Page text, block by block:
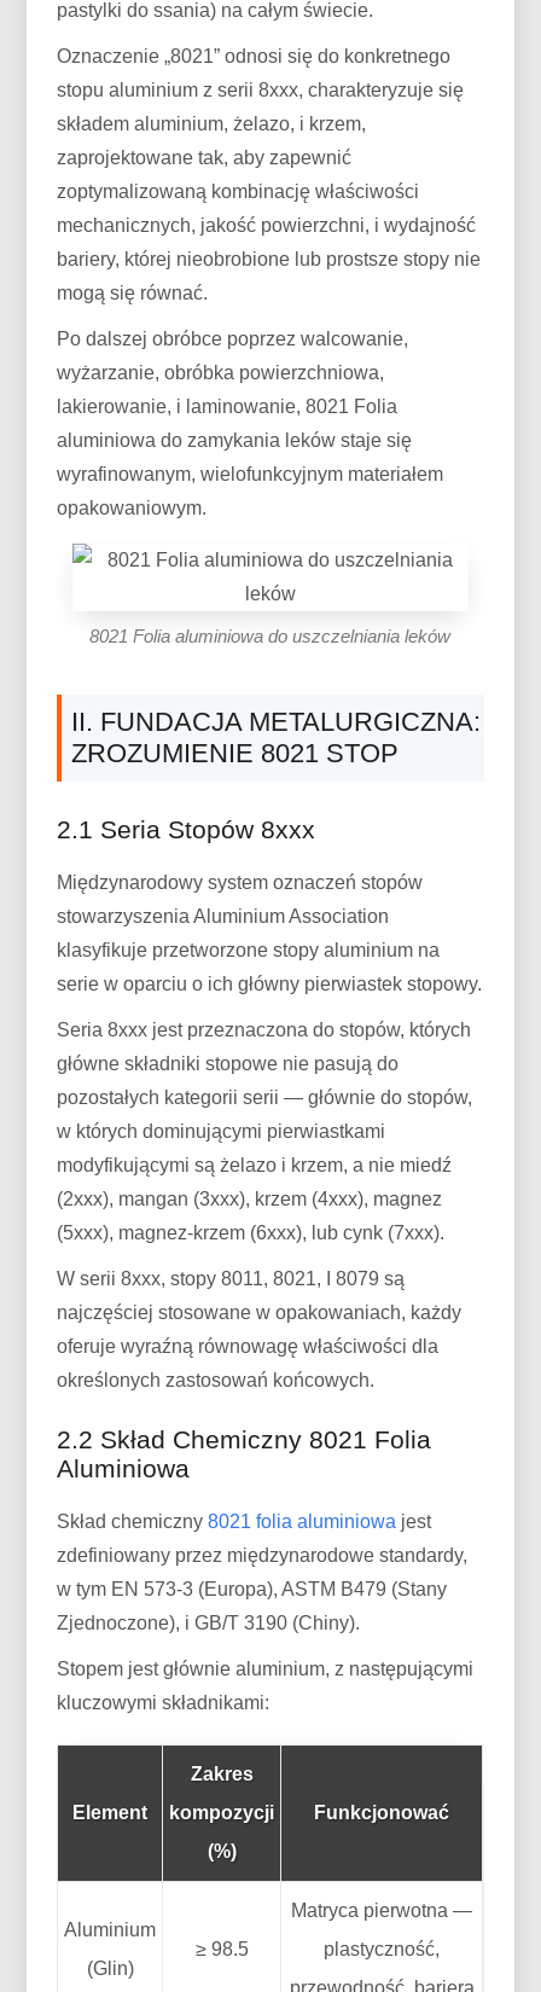
pastylki do ssania) na całym świecie.
Oznaczenie „8021” odnosi się do konkretnego
stopu aluminium z serii 8xxx, charakteryzuje się
składem aluminium, żelazo, i krzem,
zaprojektowane tak, aby zapewnić
zoptymalizowaną kombinację właściwości
mechanicznych, jakość powierzchni, i wydajność
bariery, której nieobrobione lub prostsze stopy nie
mogą się równać.
Po dalszej obróbce poprzez walcowanie,
wyżarzanie, obróbka powierzchniowa,
lakierowanie, i laminowanie, 8021 Folia
aluminiowa do zamykania leków staje się
wyrafinowanym, wielofunkcyjnym materiałem
opakowaniowym.
8021 Folia aluminiowa do uszczelniania leków
II. FUNDACJA METALURGICZNA:
ZROZUMIENIE 8021 STOP
2.1 Seria Stopów 8xxx
Międzynarodowy system oznaczeń stopów
stowarzyszenia Aluminium Association
klasyfikuje przetworzone stopy aluminium na
serie w oparciu o ich główny pierwiastek stopowy.
Seria 8xxx jest przeznaczona do stopów, których
główne składniki stopowe nie pasują do
pozostałych kategorii serii — głównie do stopów,
w których dominującymi pierwiastkami
modyfikującymi są żelazo i krzem, a nie miedź
(2xxx), mangan (3xxx), krzem (4xxx), magnez
(5xxx), magnez-krzem (6xxx), lub cynk (7xxx).
W serii 8xxx, stopy 8011, 8021, I 8079 są
najczęściej stosowane w opakowaniach, każdy
oferuje wyraźną równowagę właściwości dla
określonych zastosowań końcowych.
2.2 Skład Chemiczny 8021 Folia
Aluminiowa
Skład chemiczny8021 folia aluminiowa jest
zdefiniowany przez międzynarodowe standardy,
w tym EN 573-3 (Europa), ASTM B479 (Stany
Zjednoczone), i GB/T 3190 (Chiny).
Stopem jest głównie aluminium, z następującymi
kluczowymi składnikami:
Element
Zakres
kompozycji
(%)
Funkcjonować
Aluminium
(Glin)
≥ 98.5
Matryca pierwotna —
plastyczność,
przewodność, bariera